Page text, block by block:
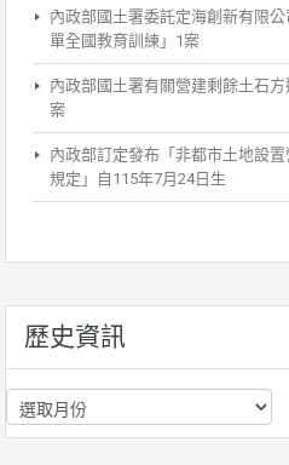
內政部國土署委託定海創新有限
單全國教育訓練」1案
內政部國土署有關營建剩餘土石
案
內政部訂定發布「非都市土地設
規定」自115年7月24日生
歷史資訊
歷
史